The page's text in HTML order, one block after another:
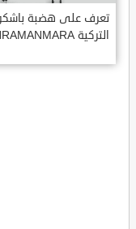
تعرف على هضبة
التركية BA?KONU? YAYLAS? KAHRAMANMARA?